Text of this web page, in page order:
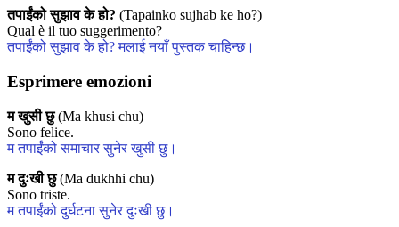
तपाईंको सुझाव के हो? (Tapainko sujhab ke ho?)
Qual è il tuo suggerimento?
तपाईंको सुझाव के हो? मलाई नयाँ पुस्तक चाहिन्छ।
Esprimere emozioni
म खुसी छु(Ma khusi chu)
Sono felice.
म तपाईंको समाचार सुनेर खुसी छु।
म दुःखी छु(Ma dukhhi chu)
Sono triste.
म तपाईंको दुर्घटना सुनेर दुःखी छु।